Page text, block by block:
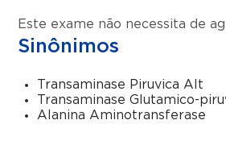
Este exame não necessita de
Sinônimos
Transaminase Piruvica Alt
Transaminase Glutamico-
Alanina Aminotransferase